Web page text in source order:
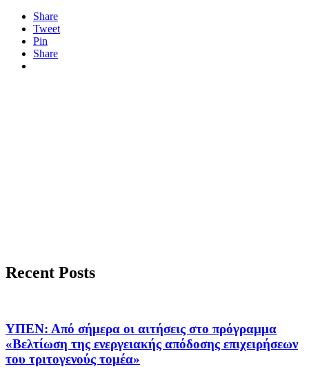
Share
Tweet
Pin
Share
Recent Posts
ΥΠΕΝ: Από σήμερα οι αιτήσεις στο πρόγραμμα
«Βελτίωση της ενεργειακής απόδοσης επιχειρήσεων
του τριτογενούς τομέα»